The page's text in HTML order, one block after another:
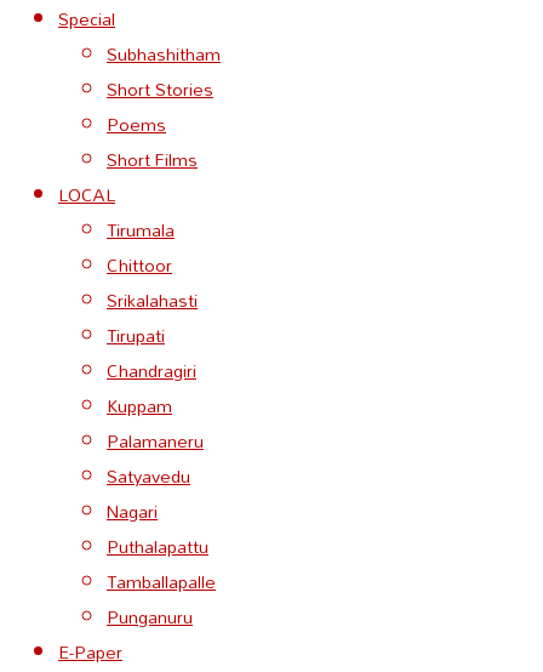
Special
Subhashitham
Short Stories
Poems
Short Films
LOCAL
Tirumala
Chittoor
Srikalahasti
Tirupati
Chandragiri
Kuppam
Palamaneru
Satyavedu
Nagari
Puthalapattu
Tamballapalle
Punganuru
E-Paper